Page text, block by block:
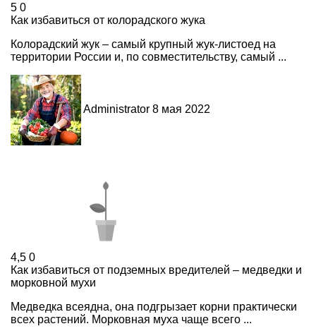
5 0
Как избавиться от колорадского жука
Колорадский жук – самый крупный жук-листоед на
территории России и, по совместительству, самый ...
Administrator 8 мая 2022
4,5 0
Как избавиться от подземных вредителей – медведки и
морковной мухи
Медведка всеядна, она подгрызает корни практически
всех растений. Морковная муха чаще всего ...